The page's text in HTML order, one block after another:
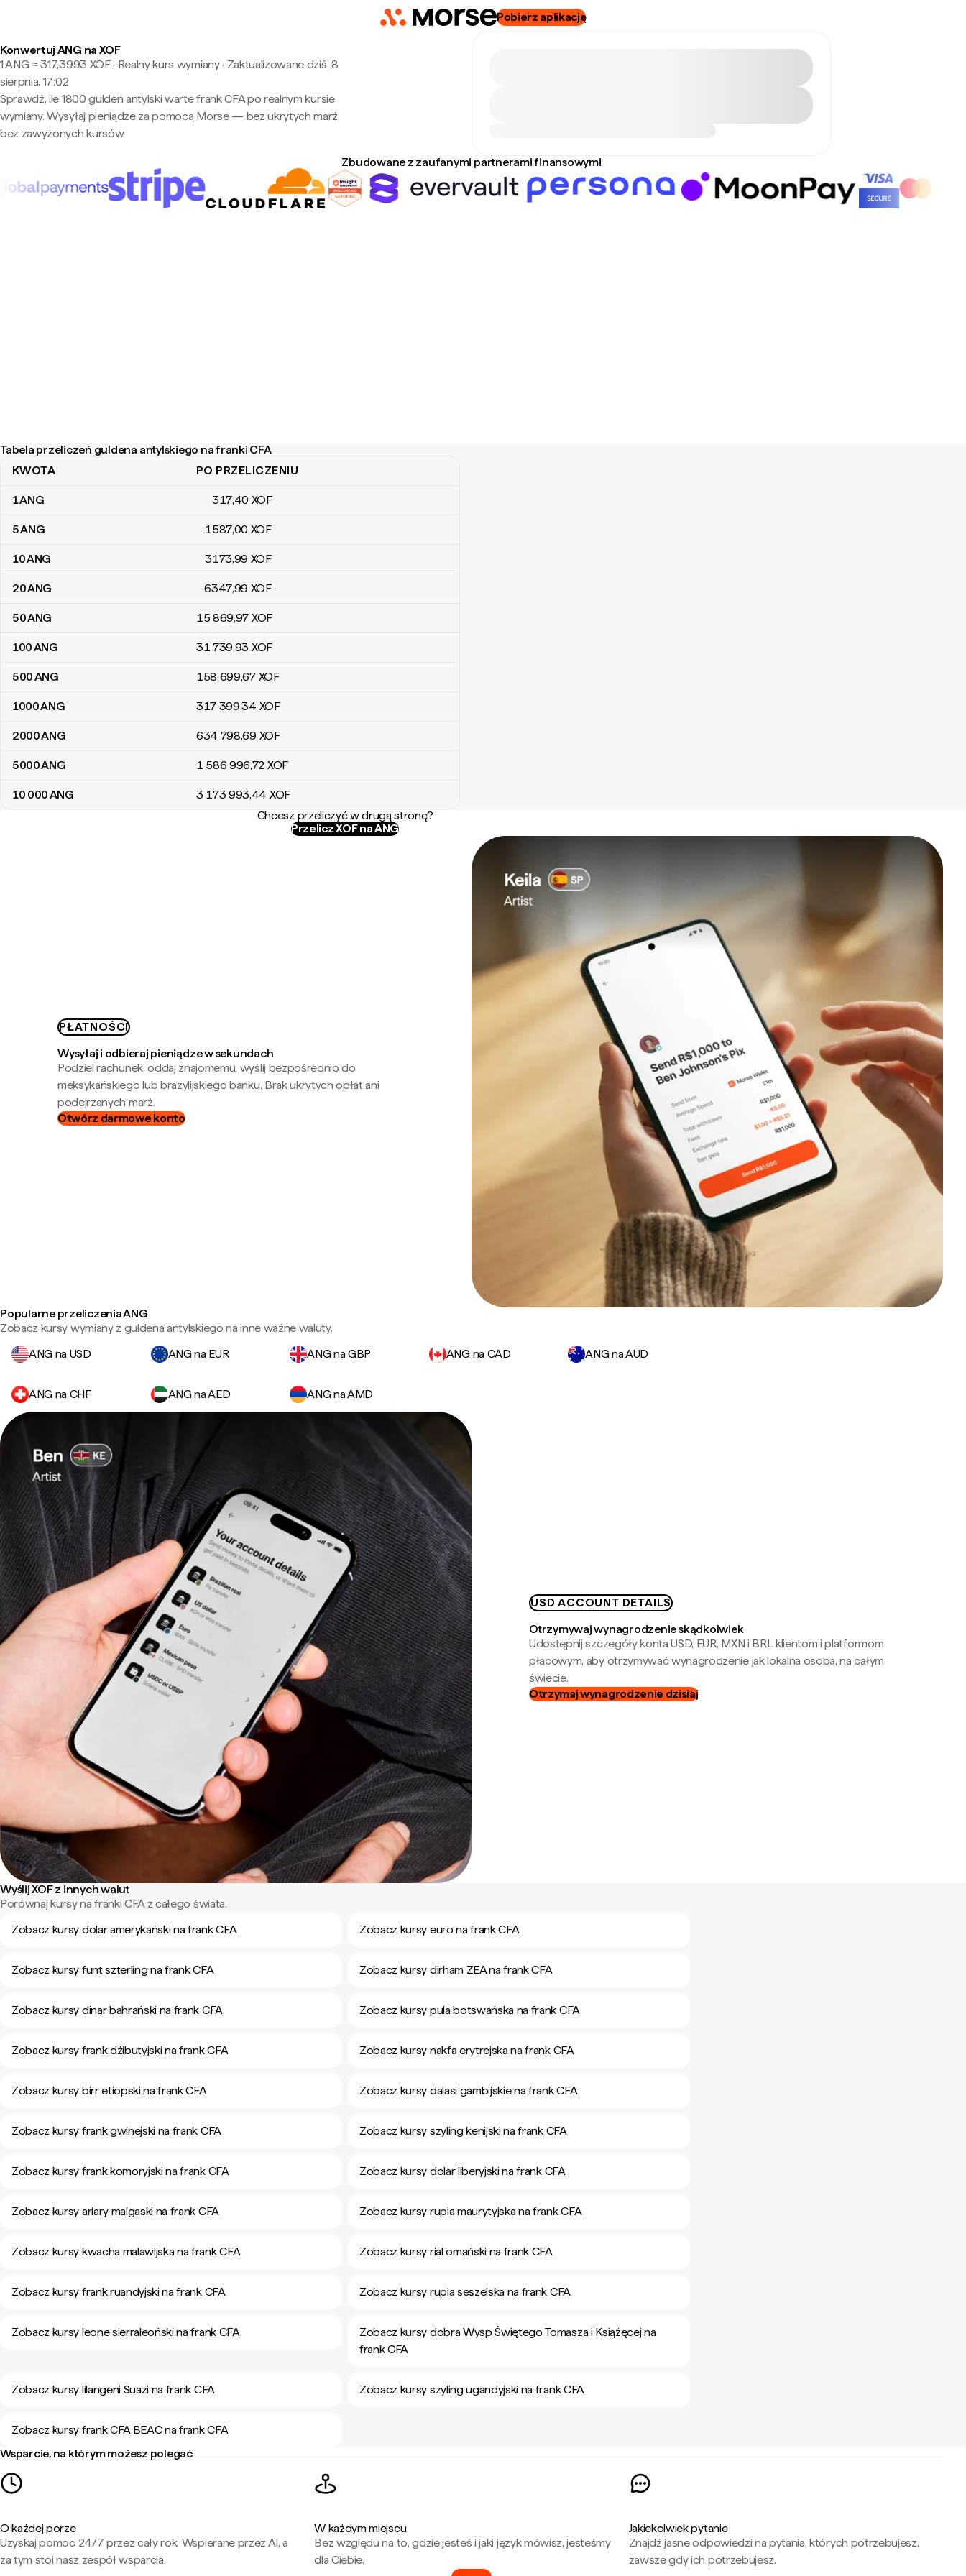
Pobierz aplikację
Konwertuj ANG na XOF
1 ANG ≈ 317,3993 XOF · Realny kurs wymiany· Zaktualizowane dziś, 8
sierpnia, 17:02
Sprawdź, ile 1800 gulden antylski warte frank CFA po realnym kursie
wymiany. Wysyłaj pieniądze za pomocą Morse — bez ukrytych marż,
bez zawyżonych kursów.
Zbudowane z zaufanymi partnerami finansowymi
Tabela przeliczeń guldena antylskiego na franki CFA
Tabela przeliczeń guldena antylskiego na franki CFA
KWOTA PO PRZELICZENIU
1ANG 317,40 XOF
5ANG 1587,00 XOF
10ANG 3173,99 XOF
20ANG 6347,99 XOF
50ANG 15 869,97 XOF
100ANG 31 739,93 XOF
500ANG 158 699,67 XOF
1000ANG 317 399,34 XOF
2000ANG 634 798,69 XOF
5000ANG 1 586 996,72 XOF
10 000ANG 3 173 993,44 XOF
Chcesz przeliczyć w drugą stronę?
Przelicz XOF na ANG
PŁATNOŚCI
Wysyłaj i odbieraj pieniądze w sekundach
Podziel rachunek, oddaj znajomemu, wyślij bezpośrednio do
meksykańskiego lub brazylijskiego banku. Brak ukrytych opłat ani
podejrzanych marż.
Otwórz darmowe konto
Popularne przeliczenia ANG
Zobacz kursy wymiany z guldena antylskiego na inne ważne waluty.
ANG na USD
ANG na EUR ANG na GBP ANG na CAD ANG na AUD
ANG na CHF ANG na AED ANG na AMD
USD ACCOUNT DETAILS
Otrzymywaj wynagrodzenie skądkolwiek
Udostępnij szczegóły konta USD, EUR, MXN i BRL klientom i platformom
płacowym, aby otrzymywać wynagrodzenie jak lokalna osoba, na całym
świecie.
Otrzymaj wynagrodzenie dzisiaj
Wyślij XOF z innych walut
Porównaj kursy na franki CFA z całego świata.
Zobacz kursy dolar amerykański na frank CFA
Zobacz kursy euro na frank CFA
Zobacz kursy funt szterling na frank CFA Zobacz kursy dirham ZEA na frank CFA
Zobacz kursy dinar bahrański na frank CFA Zobacz kursy pula botswańska na frank CFA
Zobacz kursy frank dżibutyjski na frank CFA Zobacz kursy nakfa erytrejska na frank CFA
Zobacz kursy birr etiopski na frank CFA Zobacz kursy dalasi gambijskie na frank CFA
Zobacz kursy frank gwinejski na frank CFA Zobacz kursy szyling kenijski na frank CFA
Zobacz kursy frank komoryjski na frank CFA Zobacz kursy dolar liberyjski na frank CFA
Zobacz kursy ariary malgaski na frank CFA Zobacz kursy rupia maurytyjska na frank CFA
Zobacz kursy kwacha malawijska na frank CFA Zobacz kursy rial omański na frank CFA
Zobacz kursy frank ruandyjski na frank CFA Zobacz kursy rupia seszelska na frank CFA
Zobacz kursy leone sierraleoński na frank CFA
Zobacz kursy dobra Wysp Świętego Tomasza i Książęcej na
frank CFA
Zobacz kursy lilangeni Suazi na frank CFA Zobacz kursy szyling ugandyjski na frank CFA
Zobacz kursy frank CFA BEAC na frank CFA
Wsparcie, na którym możesz polegać
O każdej porze
Uzyskaj pomoc 24/7 przez cały rok. Wspierane przez AI, a
za tym stoi nasz zespół wsparcia.
W każdym miejscu
Bez względu na to, gdzie jesteś i jaki język mówisz, jesteśmy
dla Ciebie.
Jakiekolwiek pytanie
Znajdź jasne odpowiedzi na pytania, których potrzebujesz,
zawsze gdy ich potrzebujesz.